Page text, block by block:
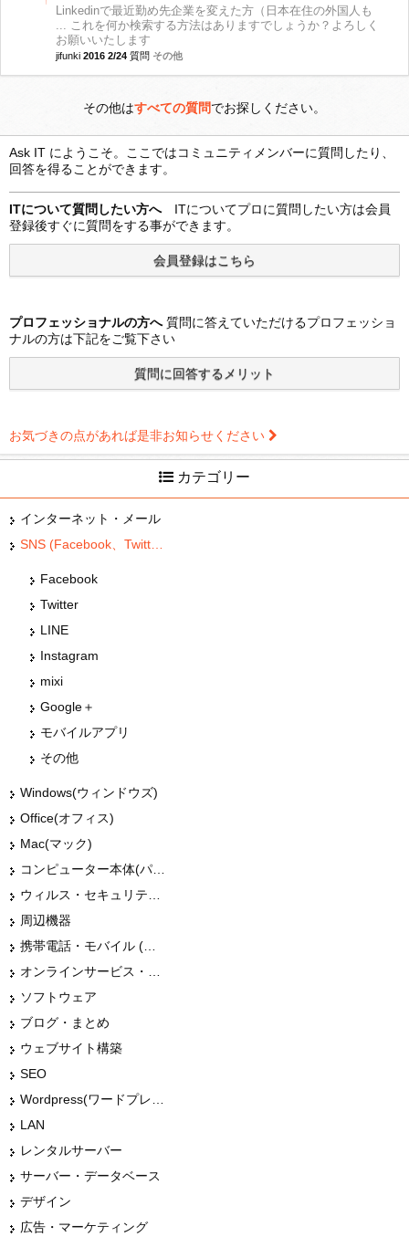
Linkedinで最近勤め先企業を変えた方（日本在住の外国人も
... これを何か検索する方法はありますでしょうか？よろしく
お願いいたします
jifunki 2016 2/24 質問 その他
その他はすべての質問でお探しください。
Ask IT にようこそ。ここではコミュニティメンバーに質問したり、
回答を得ることができます。
ITについて質問したい方へITについてプロに質問したい方は会員
登録後すぐに質問をする事ができます。
プロフェッショナルの方へ質問に答えていただけるプロフェッショ
ナルの方は下記をご覧下さい
お気づきの点があれば是非お知らせください
カテゴリー
インターネット・メール
Facebook
Twitter
LINE
Instagram
mixi
Google＋
モバイルアプリ
その他
Windows(ウィンドウズ)
Office(オフィス)
Mac(マック)
周辺機器
ソフトウェア
ブログ・まとめ
ウェブサイト構築
SEO
LAN
レンタルサーバー
サーバー・データベース
デザイン
広告・マーケティング